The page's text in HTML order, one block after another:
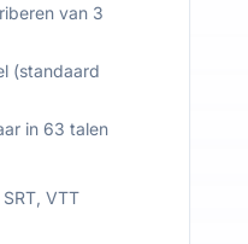
van 3
(standaard
in 63 talen
VTT